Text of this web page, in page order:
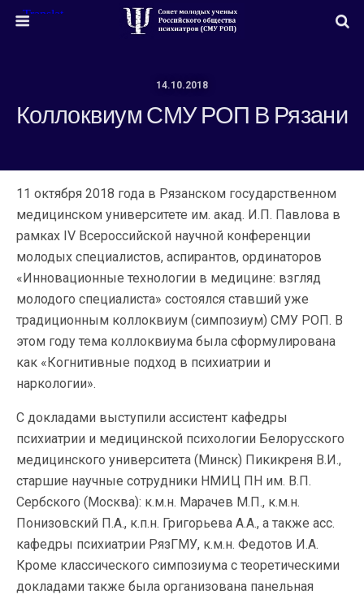
14.10.2018
Коллоквиум СМУ РОП В Рязани
11 октября 2018 года в Рязанском государственном
медицинском университете им. акад. И.П. Павлова в
рамках IV Всероссийской научной конференции
молодых специалистов, аспирантов, ординаторов
«Инновационные технологии в медицине: взгляд
молодого специалиста» состоялся ставший уже
традиционным коллоквиум (симпозиум) СМУ РОП. В
этом году тема коллоквиума была сформулирована
как «Когнитивные подход в психиатрии и
наркологии».
С докладами выступили ассистент кафедры
психиатрии и медицинской психологии Белорусского
медицинского университета (Минск) Пикикреня В.И.,
старшие научные сотрудники НМИЦ ПН им. В.П.
Сербского (Москва): к.м.н. Марачев М.П., к.м.н.
Понизовский П.А., к.п.н. Григорьева А.А., а также асс.
кафедры психиатрии РязГМУ, к.м.н. Федотов И.А.
Кроме классического симпозиума с теоретическими
докладами также была организована панельная